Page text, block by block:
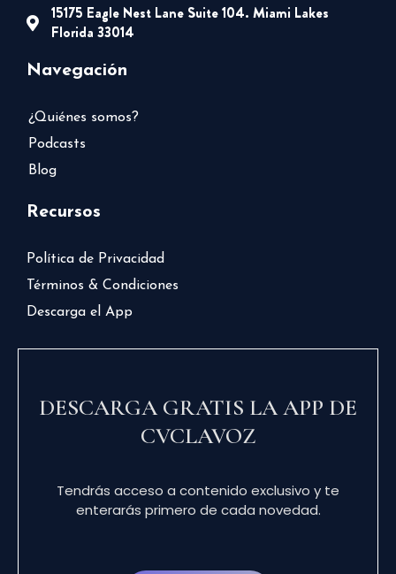
15175 Eagle Nest Lane Suite 104. Miami Lakes
Florida 33014
Navegación
¿Quiénes somos?
Podcasts
Blog
Recursos
Política de Privacidad
Términos & Condiciones
Descarga el App
DESCARGA GRATIS LA APP DE
CVCLAVOZ
Tendrás acceso a contenido exclusivo y te
enterarás primero de cada novedad.